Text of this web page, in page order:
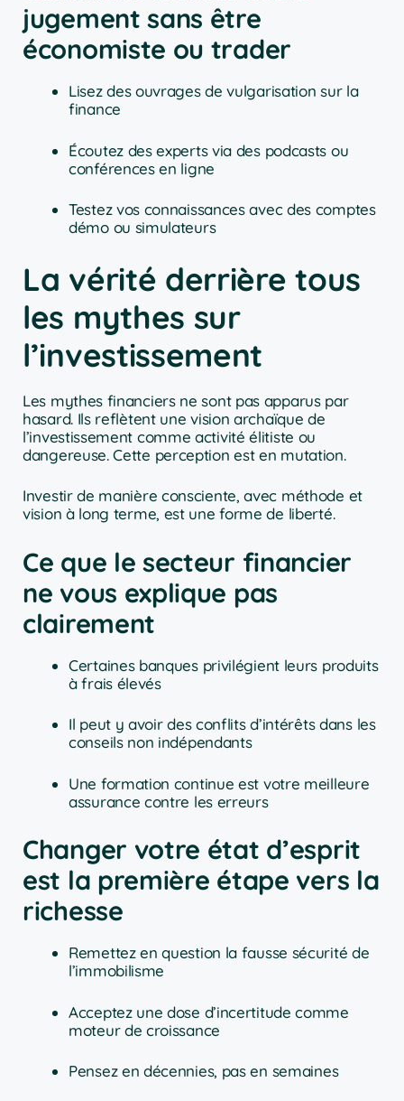
jugement sans être
économiste ou trader
Lisez des ouvrages de vulgarisation sur la
finance
Écoutez des experts via des podcasts ou
conférences en ligne
Testez vos connaissances avec des comptes
démo ou simulateurs
La vérité derrière tous
les mythes sur
l’investissement
Les mythes financiers ne sont pas apparus par
hasard. Ils reflètent une vision archaïque de
l’investissement comme activité élitiste ou
dangereuse. Cette perception est en mutation.
Investir de manière consciente, avec méthode et
vision à long terme, est une forme de liberté.
Ce que le secteur financier
ne vous explique pas
clairement
Certaines banques privilégient leurs produits
à frais élevés
Il peut y avoir des conflits d’intérêts dans les
conseils non indépendants
Une formation continue est votre meilleure
assurance contre les erreurs
Changer votre état d’esprit
est la première étape vers la
richesse
Remettez en question la fausse sécurité de
l’immobilisme
Acceptez une dose d’incertitude comme
moteur de croissance
Pensez en décennies, pas en semaines